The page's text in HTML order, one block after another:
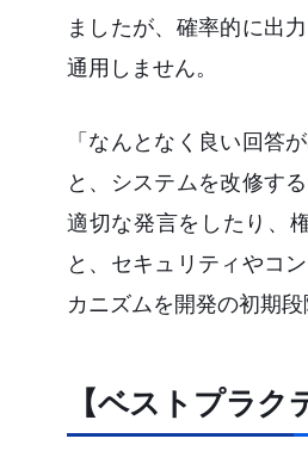
ましたが、確率的に出
通用しません。
「なんとなく良い回答
と、システムを改修す
適切な発言をしたり、
と、セキュリティやコ
カニズムを開発の初期
【ベストプラ